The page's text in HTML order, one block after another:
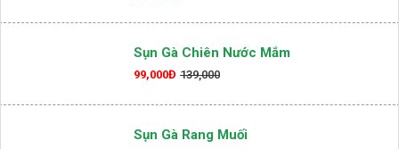
Sụn Gà Chiên Nước Mắm
99,000Đ 139,000
Sụn Gà Rang Muối